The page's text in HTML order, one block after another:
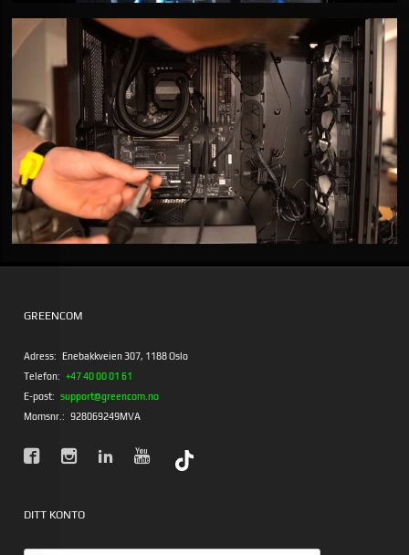
GREENCOM
Adress: Enebakkveien 307, 1188 Oslo
Telefon: +47 40 00 01 61
E-post: support@greencom.no
Momsnr.: 928069249MVA
DITT KONTO